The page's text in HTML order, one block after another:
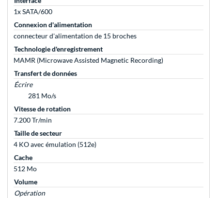
1x SATA/600
Connexion d'alimentation
connecteur d'alimentation de 15 broches
Technologie d'enregistrement
MAMR (Microwave Assisted Magnetic Recording)
Transfert de données
Écrire
281 Mo/s
Vitesse de rotation
7.200 Tr/min
Taille de secteur
4 KO avec émulation (512e)
Cache
512 Mo
Volume
Opération